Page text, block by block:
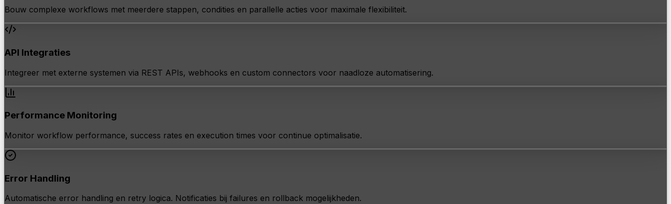
Bouw complexe workflows met meerdere stappen, condities en parallelle acties voor maximale flexibiliteit.
API Integraties
Integreer met externe systemen via REST APIs, webhooks en custom connectors voor naadloze automatisering.
Performance Monitoring
Monitor workflow performance, success rates en execution times voor continue optimalisatie.
Error Handling
Automatische error handling en retry logica. Notificaties bij failures en rollback mogelijkheden.